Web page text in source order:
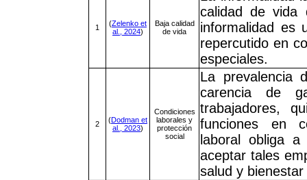
1 (Zelenko et
al., 2024)
Baja calidad
de vida
calidad de vida
informalidad es
repercutido en
especiales.
2 (Dodman et
al., 2023)
Condiciones
laborales y
protección
social
La prevalencia
carencia de
trabajadores,
funciones en
laboral obliga
aceptar tales
salud y